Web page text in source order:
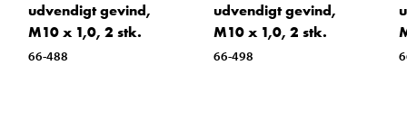
udvendigt gevind,
M10 x 1,0, 2 stk.
66-488
udvendigt gevind,
M10 x 1,0, 2 stk.
66-498